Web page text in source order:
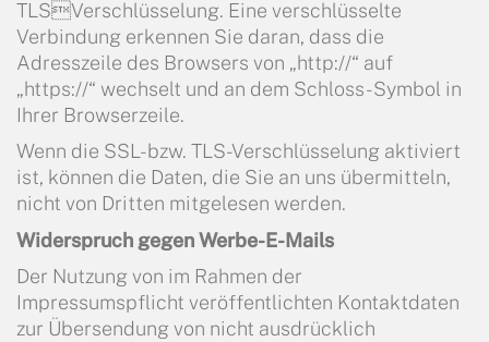
TLSVerschlüsselung. Eine verschlüsselte
Verbindung erkennen Sie daran, dass die
Adresszeile des Browsers von „http://“ auf
„https://“ wechselt und an dem Schloss-Symbol in
Ihrer Browserzeile.
Wenn die SSL- bzw. TLS-Verschlüsselung aktiviert
ist, können die Daten, die Sie an uns übermitteln,
nicht von Dritten mitgelesen werden.
Widerspruch gegen Werbe-E-Mails
Der Nutzung von im Rahmen der
Impressumspflicht veröffentlichten Kontaktdaten
zur Übersendung von nicht ausdrücklich